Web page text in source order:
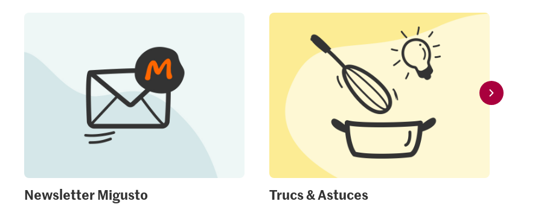
Newsletter Migusto Trucs & Astuces